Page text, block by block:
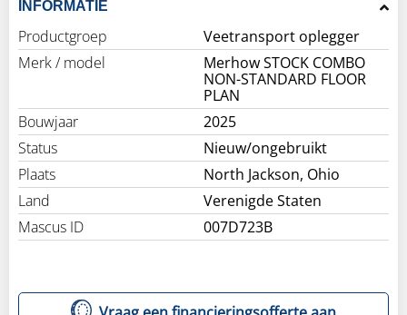
INFORMATIE
Productgroep
Veetransport oplegger
Merk / model
Merhow STOCK COMBO
NON-STANDARD FLOOR
PLAN
Bouwjaar
2025
Status
Nieuw/ongebruikt
Plaats
North Jackson, Ohio
Land
Verenigde Staten
Mascus ID
007D723B